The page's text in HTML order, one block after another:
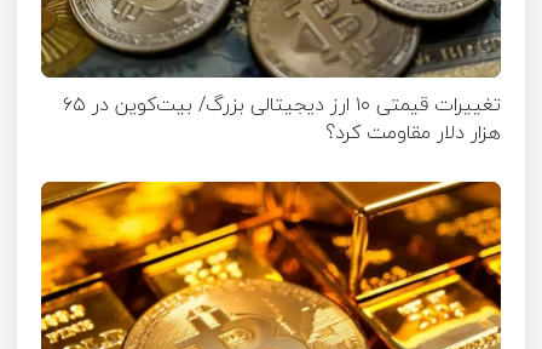
تغییرات قیمتی ۱۰ ارز دیجیتالی بزرگ/ بیت‌کوین در ۶۵
هزار دلار مقاومت کرد؟